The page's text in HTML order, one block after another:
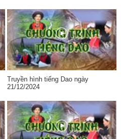
Truyền hình tiếng Dao ngày
21/12/2024